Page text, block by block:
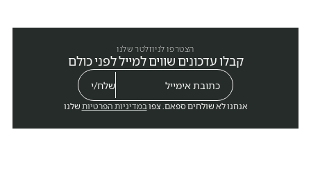
הצטרפו לניוזלטר שלנו
קבלו עדכונים שווים למייל לפני כולם
אנחנו לא שולחים ספאם. צפובמדיניות הפרטיות שלנו